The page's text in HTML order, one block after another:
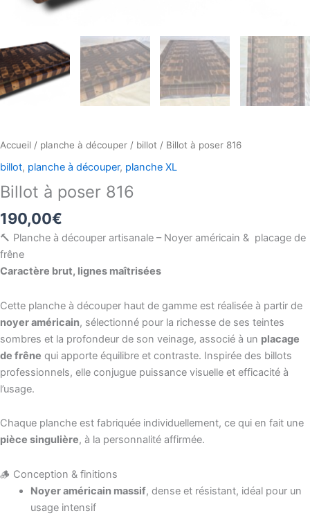
Accueil / planche à découper / billot / Billot à poser 816
billot, planche à découper, planche XL
Billot à poser 816
190,00€
🔨 Planche à découper artisanale – Noyer américain & placage de
frêne
Caractère brut, lignes maîtrisées
Cette planche à découper haut de gamme est réalisée à partir de
noyer américain, sélectionné pour la richesse de ses teintes
sombres et la profondeur de son veinage, associé à un placage
de frêne qui apporte équilibre et contraste. Inspirée des billots
professionnels, elle conjugue puissance visuelle et efficacité à
l’usage.
Chaque planche est fabriquée individuellement, ce qui en fait une
pièce singulière, à la personnalité affirmée.
🪵 Conception & finitions
Noyer américain massif, dense et résistant, idéal pour un
usage intensif